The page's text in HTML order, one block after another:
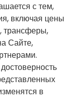
с тем,
включая цены
трансферы,
Сайте,
в